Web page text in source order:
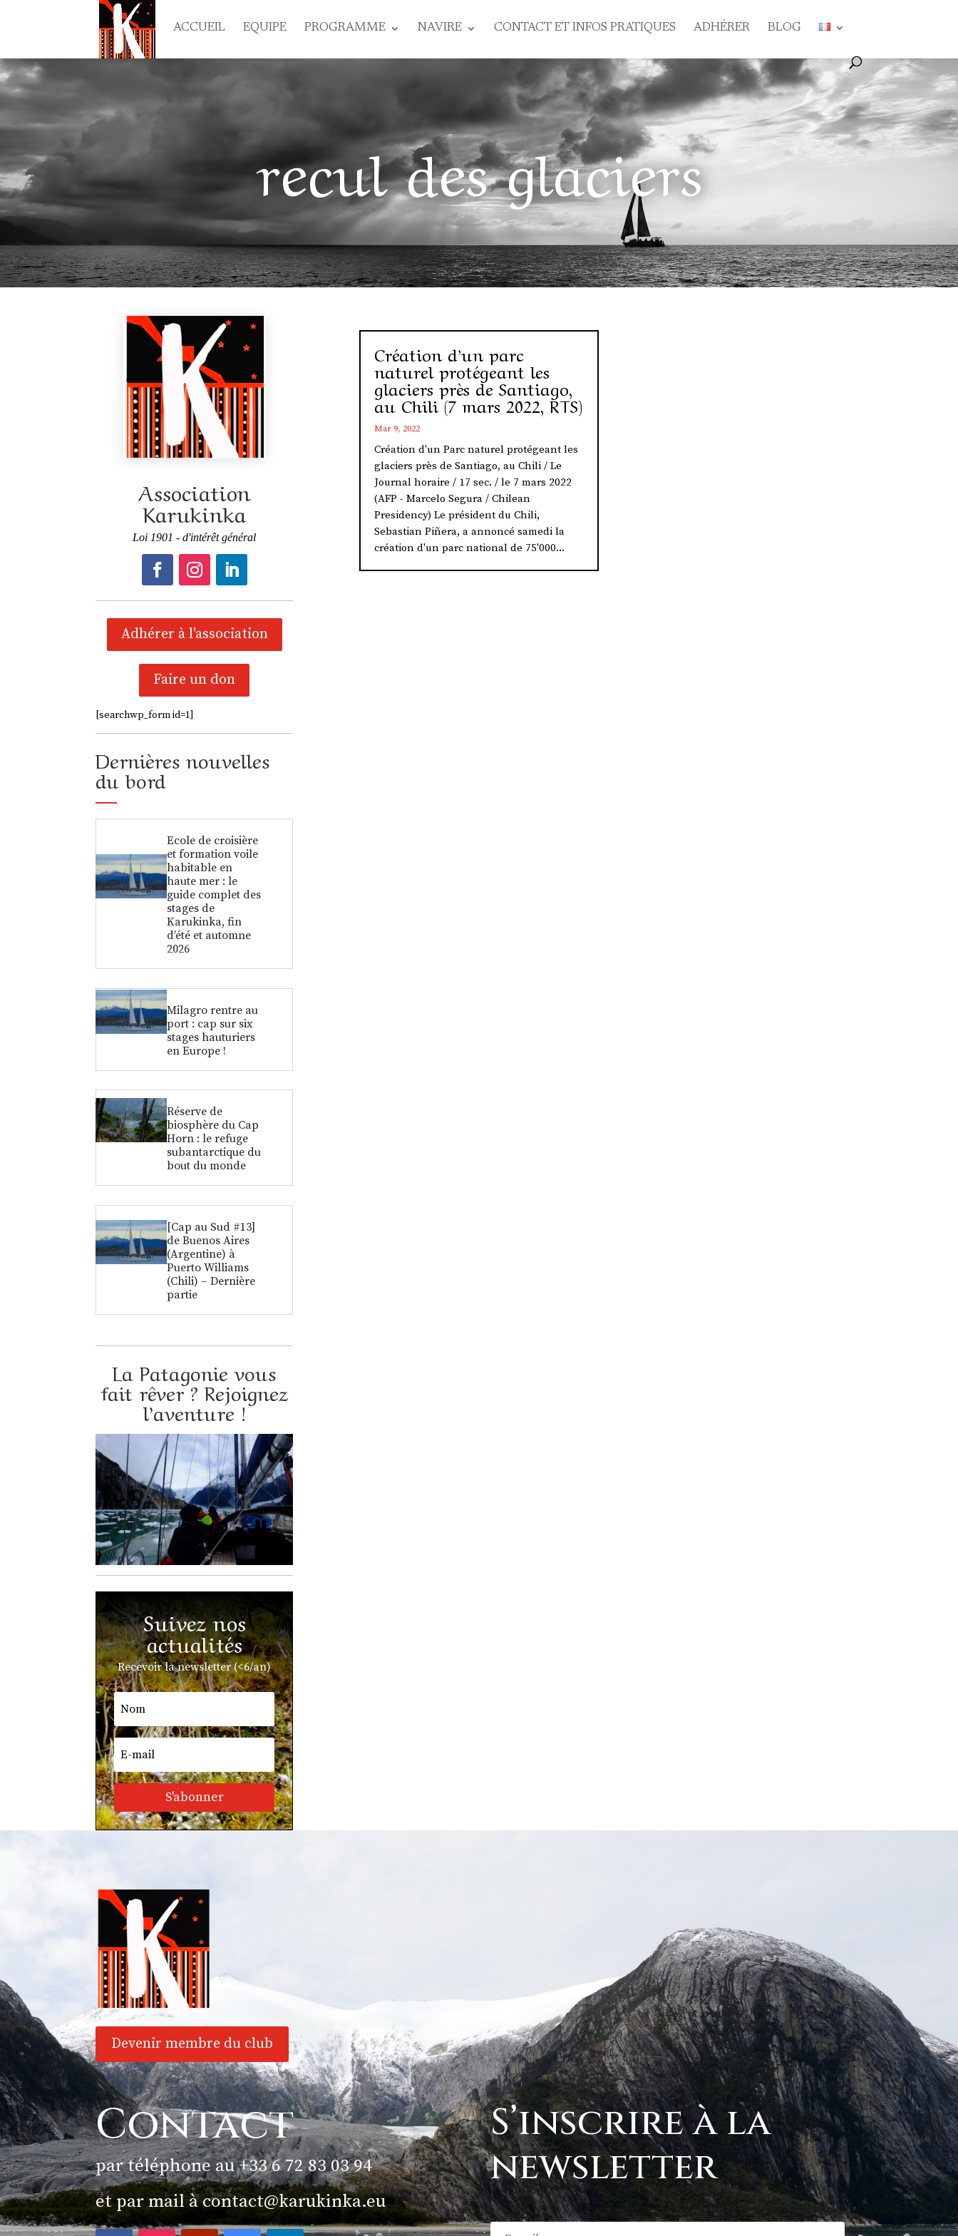
ACCUEIL EQUIPE PROGRAMME NAVIRE CONTACT ET INFOS PRATIQUES ADHÉRER BLOG
recul des glaciers
Association
Karukinka
Loi 1901 - d'intérêt général
Adhérer à l'association
Faire un don
[searchwp_form id=1]
Dernières nouvelles
du bord
Ecole de croisière
et formation voile
habitable en
haute mer : le
guide complet des
stages de
Karukinka, fin
d’été et automne
2026
Milagro rentre au
port : cap sur six
stages hauturiers
en Europe !
Réserve de
biosphère du Cap
Horn : le refuge
subantarctique du
bout du monde
[Cap au Sud #13]
de Buenos Aires
(Argentine) à
Puerto Williams
(Chili) – Dernière
partie
La Patagonie vous
fait rêver ? Rejoignez
l’aventure !
Suivez nos
actualités
Recevoir la newsletter (<6/an)
S'abonner
Création d’un parc
naturel protégeant les
glaciers près de Santiago,
au Chili (7 mars 2022, RTS)
Mar 9, 2022
Création d'un Parc naturel protégeant les
glaciers près de Santiago, au Chili / Le
Journal horaire / 17 sec. / le 7 mars 2022
(AFP - Marcelo Segura / Chilean
Presidency) Le président du Chili,
Sebastian Piñera, a annoncé samedi la
création d'un parc national de 75'000...
Devenir membre du club
Contact
par téléphone au +33 6 72 83 03 94
et par mail àcontact@karukinka.eu
S’inscrire à la
newsletter